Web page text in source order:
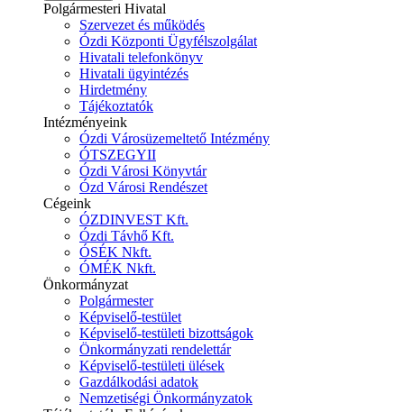
Polgármesteri Hivatal
Szervezet és működés
Ózdi Központi Ügyfélszolgálat
Hivatali telefonkönyv
Hivatali ügyintézés
Hirdetmény
Tájékoztatók
Intézményeink
Ózdi Városüzemeltető Intézmény
ÓTSZEGYII
Ózdi Városi Könyvtár
Ózd Városi Rendészet
Cégeink
ÓZDINVEST Kft.
Ózdi Távhő Kft.
ÓSÉK Nkft.
ÓMÉK Nkft.
Önkormányzat
Polgármester
Képviselő-testület
Képviselő-testületi bizottságok
Önkormányzati rendelettár
Képviselő-testületi ülések
Gazdálkodási adatok
Nemzetiségi Önkormányzatok